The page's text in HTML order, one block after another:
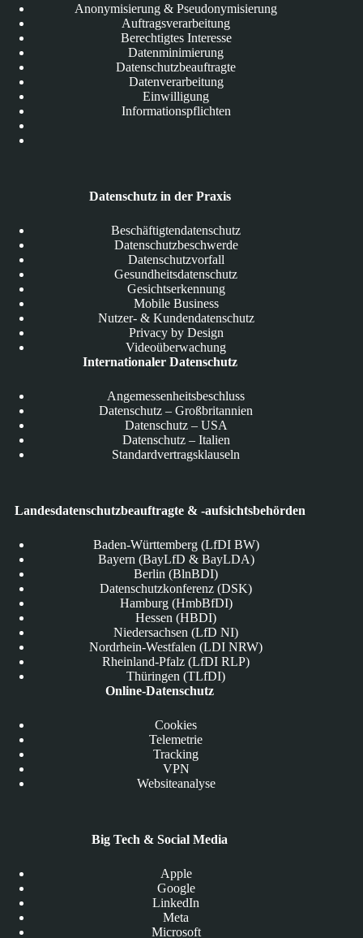
Anonymisierung & Pseudonymisierung
Auftragsverarbeitung
Berechtigtes Interesse
Datenminimierung
Datenschutzbeauftragte
Datenverarbeitung
Einwilligung
Informationspflichten
Datenschutz in der Praxis
Beschäftigtendatenschutz
Datenschutzbeschwerde
Datenschutzvorfall
Gesundheitsdatenschutz
Gesichtserkennung
Mobile Business
Nutzer- & Kundendatenschutz
Privacy by Design
Videoüberwachung
Internationaler Datenschutz
Angemessenheitsbeschluss
Datenschutz – Großbritannien
Datenschutz – USA
Datenschutz – Italien
Standardvertragsklauseln
Landesdatenschutzbeauftragte & -aufsichtsbehörden
Baden-Württemberg (LfDI BW)
Bayern (BayLfD & BayLDA)
Berlin (BlnBDI)
Datenschutzkonferenz (DSK)
Hamburg (HmbBfDI)
Hessen (HBDI)
Niedersachsen (LfD NI)
Nordrhein-Westfalen (LDI NRW)
Rheinland-Pfalz (LfDI RLP)
Thüringen (TLfDI)
Online-Datenschutz
Cookies
Telemetrie
Tracking
VPN
Websiteanalyse
Big Tech & Social Media
Apple
Google
LinkedIn
Meta
Microsoft